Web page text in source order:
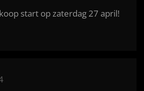
start op zaterdag 27 april!